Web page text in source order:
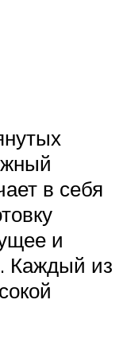
в себя
и
Каждый из